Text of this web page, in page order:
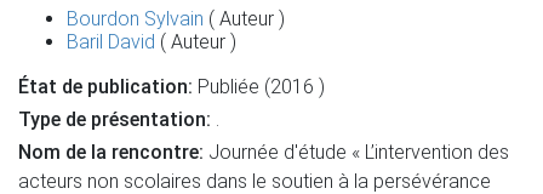
Bourdon Sylvain ( Auteur )
Baril David ( Auteur )
État de publication: Publiée (2016 )
Type de présentation: .
Nom de la rencontre: Journée d'étude « L’intervention des
acteurs non scolaires dans le soutien à la persévérance